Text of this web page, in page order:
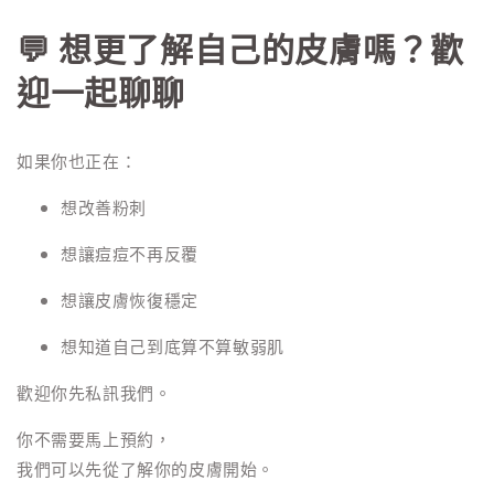
💬 想更了解自己的皮膚嗎？歡
迎一起聊聊
如果你也正在：
想改善粉刺
想讓痘痘不再反覆
想讓皮膚恢復穩定
想知道自己到底算不算敏弱肌
歡迎你先私訊我們。
你不需要馬上預約，
我們可以先從了解你的皮膚開始。